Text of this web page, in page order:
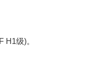
级)。